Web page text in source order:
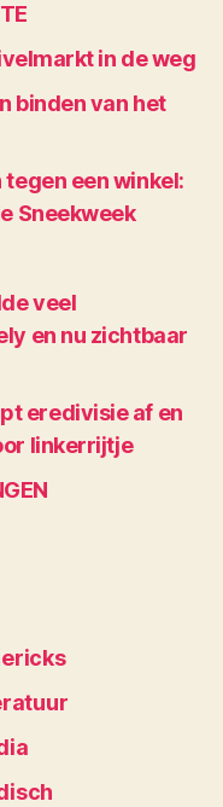
in de weg
binden van het
een winkel:
Sneekweek
veel
en nu zichtbaar
eredivisie af en
linkerrijtje